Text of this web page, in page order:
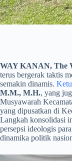
WAY KANAN, The
terus bergerak taktis
semakin dinamis.
M.M., M.H., yang
Musyawarah
yang dipusatkan di
Langkah konsolidasi
persepsi ideologis
dinamika politik